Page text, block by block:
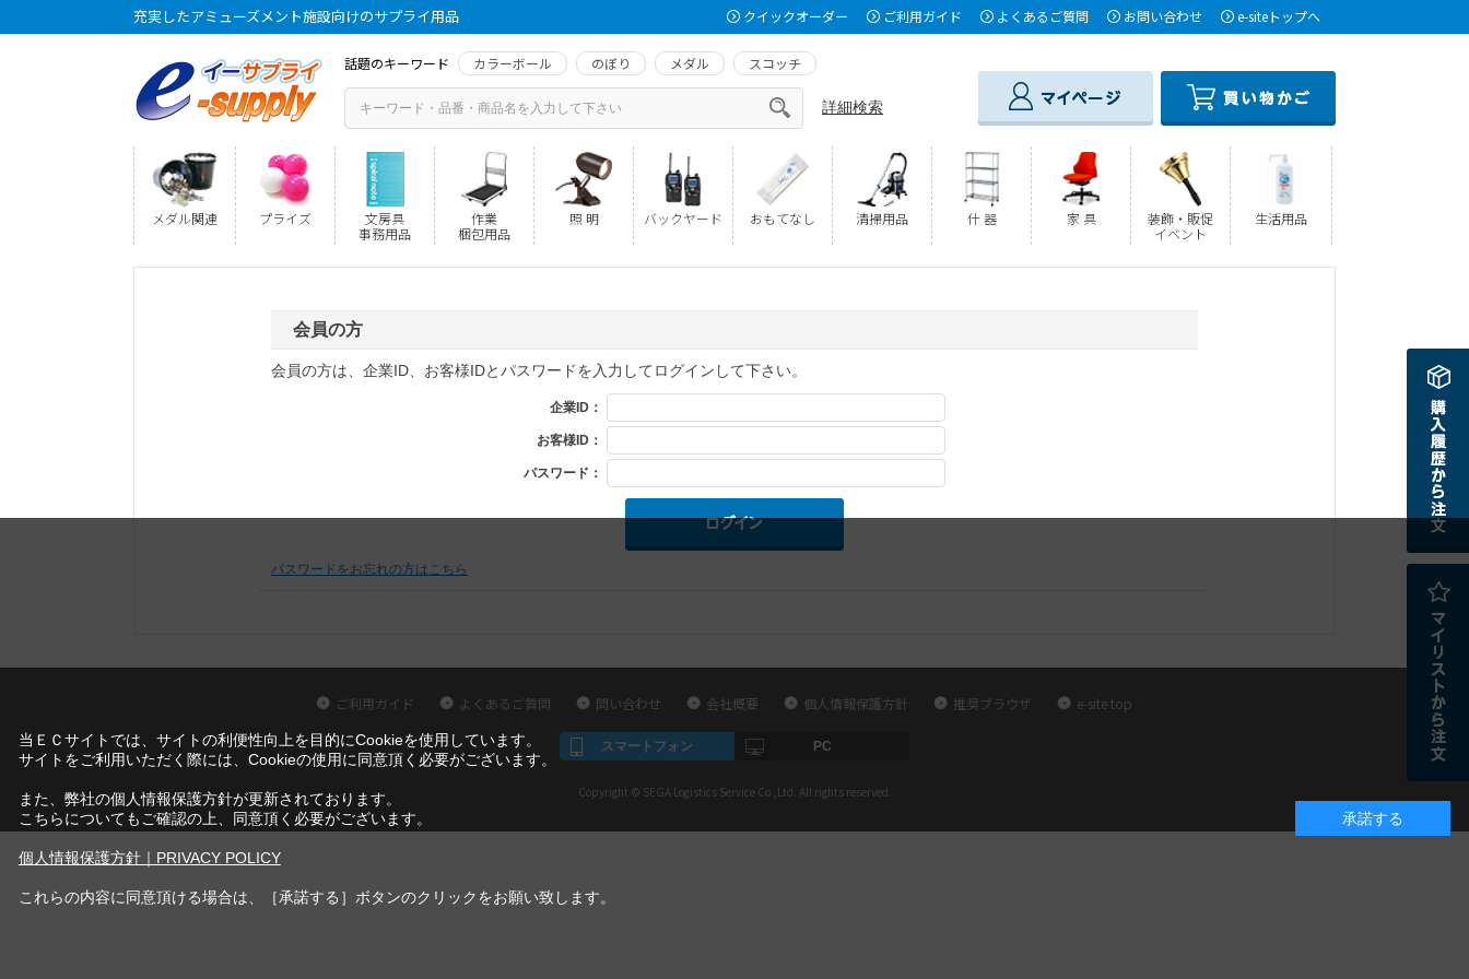
充実したアミューズメント施設向けのサプライ用品 クイックオーダー ご利用ガイド よくあるご質問 お問い合わせ e-siteトップへ
話題のキーワード カラーボール のぼり メダル スコッチ
詳細検索
メダル関連 プライズ
文房具
事務用品
作業
梱包用品
照 明 バックヤード おもてなし 清掃用品 什 器 家 具
装飾・販促
イベント
生活用品
会員の方
会員の方は、企業ID、お客様IDとパスワードを入力してログインして下さい。
企業ID：
お客様ID：
パスワード：
パスワードをお忘れの方はこちら
ご利用ガイド よくあるご質問 問い合わせ 会社概要 個人情報保護方針 推奨ブラウザ e-site top
スマートフォン PC
Copyright © SEGA Logistics Service Co.,Ltd. All rights reserved.
当ＥＣサイトでは、サイトの利便性向上を目的にCookieを使用しています。
サイトをご利用いただく際には、Cookieの使用に同意頂く必要がございます。
また、弊社の個人情報保護方針が更新されております。
こちらについてもご確認の上、同意頂く必要がございます。
個人情報保護方針｜PRIVACY POLICY
これらの内容に同意頂ける場合は、［承諾する］ボタンのクリックをお願い致します。
承諾する